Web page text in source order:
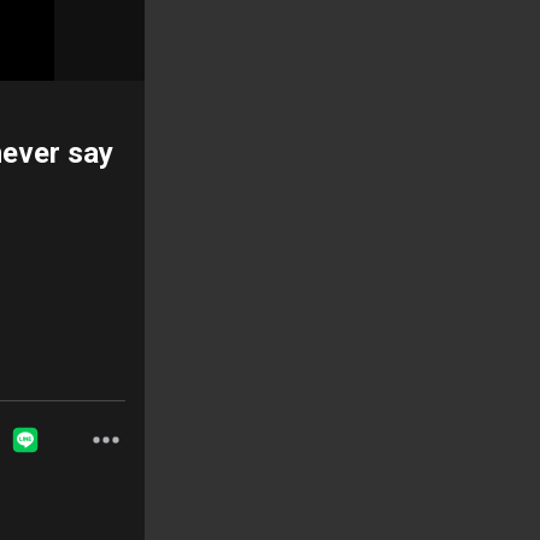
say